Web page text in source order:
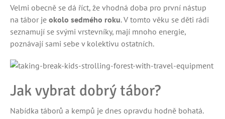
Velmi obecně se dá říct, že vhodná doba pro první nástup
na tábor je okolo sedmého roku. V tomto věku se děti rádi
seznamují se svými vrstevníky, mají mnoho energie,
poznávají sami sebe v kolektivu ostatních.
Jak vybrat dobrý tábor?
Nabídka táborů a kempů je dnes opravdu hodně bohatá.